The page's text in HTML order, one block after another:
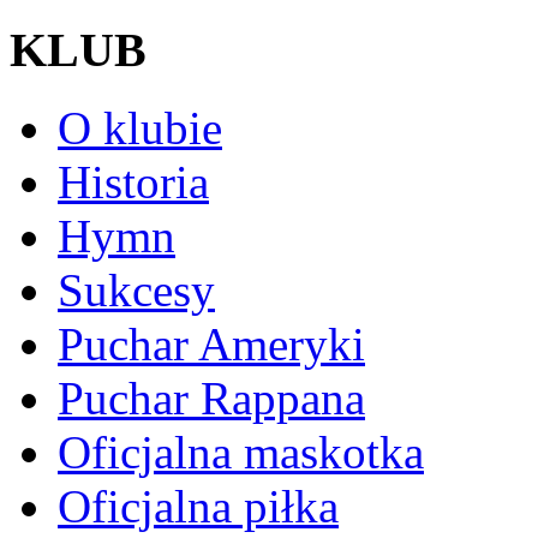
KLUB
O klubie
Historia
Hymn
Sukcesy
Puchar Ameryki
Puchar Rappana
Oficjalna maskotka
Oficjalna piłka